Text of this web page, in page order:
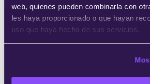
web, quienes pueden combinarla con
les haya proporcionado o que hayan
uso que haya hecho de sus servicios.